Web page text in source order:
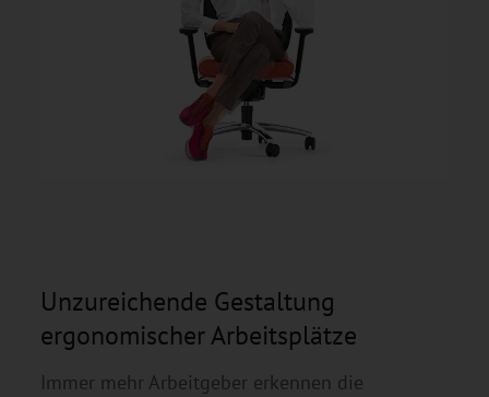
Unzureichende Gestaltung
ergonomischer Arbeitsplätze
Immer mehr Arbeitgeber erkennen die